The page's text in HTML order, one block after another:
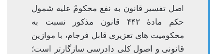
اصل تفسیر قانون به نفع محکومٌ علیه شمول
حکم مادۀ ۴۴۲ قانون مذکور نسبت به
محکومیت های تعزیری قابل فرجام، با موازین
قانونی و اصول کلی دادرسی سازگارتر است؛